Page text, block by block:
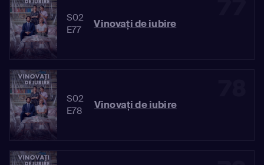
S02
E77
Vinovaţi de iubire
S02
E78
Vinovaţi de iubire